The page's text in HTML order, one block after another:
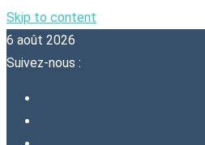
Skip to content
6 août 2026
Suivez-nous :